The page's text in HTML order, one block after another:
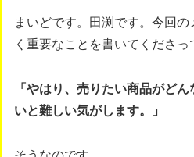
まいどです。田渕です。今回
く重要なことを書いてくださっ
「やはり、売りたい商品がど
いと難しい気がします。」